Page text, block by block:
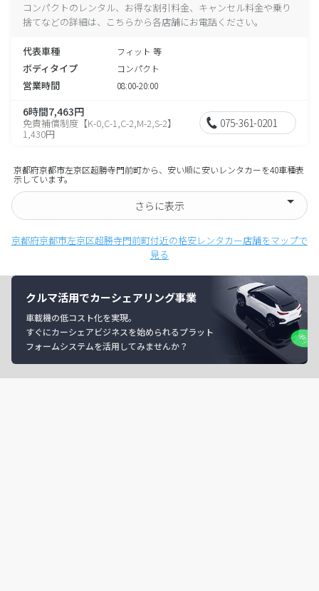
コンパクトのレンタル、お得な割引料金、キャンセル料金や乗り
捨てなどの詳細は、こちらから各店舗にお電話ください。
代表車種 フィット 等
ボディタイプ コンパクト
営業時間 08:00-20:00
6時間7,463円
免責補償制度【K-0,C-1,C-2,M-2,S-2】
1,430円
075-361-0201
京都府京都市左京区超勝寺門前町から、安い順に安いレンタカーを40車種表
示しています。
さらに表示
京都府京都市左京区超勝寺門前町付近の格安レンタカー店舗をマップで
見る
クルマ活用でカーシェアリング事業
車載機の低コスト化を実現。
すぐにカーシェアビジネスを始められるプラット
フォームシステムを活用してみませんか？